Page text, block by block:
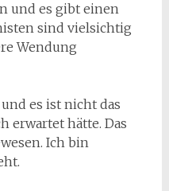
und es gibt einen
sind vielsichtig
Wendung
es ist nicht das
erwartet hätte. Das
Ich bin